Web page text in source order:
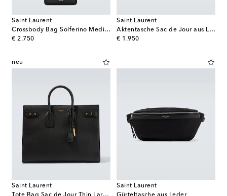
Saint Laurent
Crossbody Bag Solferino Medium aus Leder
€ 2.750
original price
Saint Laurent
Aktentasche Sac de Jour aus Leder
€ 1.950
original price
neu
Saint Laurent
Saint Laurent